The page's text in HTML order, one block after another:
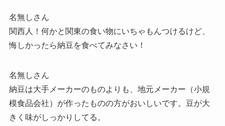
名無しさん
関西人！何かと関東の食い物にいちゃもんつけるけど、
悔しかったら納豆を食べてみなさい！
名無しさん
納豆は大手メーカーのものよりも、地元メーカー（小規
模食品会社）が作ったものの方がおいしいです。豆が大
きく味がしっかりしてる。